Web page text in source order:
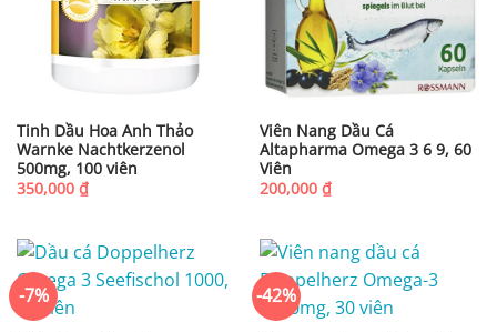
Tinh Dầu Hoa Anh Thảo
Warnke Nachtkerzenol
500mg, 100 viên
350,000 ₫
Viên Nang Dầu Cá
Altapharma Omega 3 6 9, 60
Viên
200,000 ₫
-7% -42%